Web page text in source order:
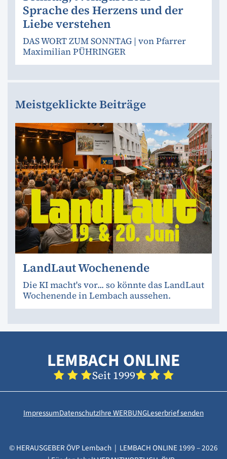
Sprache des Herzens und der
Liebe verstehen
DAS WORT ZUM SONNTAG | von Pfarrer
Maximilian PÜHRINGER
Meistgeklickte Beiträge
LandLaut Wochenende
Die KI macht's vor... so könnte das LandLaut
Wochenende in Lembach aussehen.
LEMBACH ONLINE
Seit 1999
ImpressumDatenschutzIhre WERBUNGLeserbrief senden
© HERAUSGEBER ÖVP Lembach | LEMBACH ONLINE 1999 – 2026